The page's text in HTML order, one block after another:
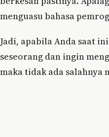
menguasu bahasa
Jadi, apabila Anda saat
seseorang dan ingin
maka tidak ada salahnya